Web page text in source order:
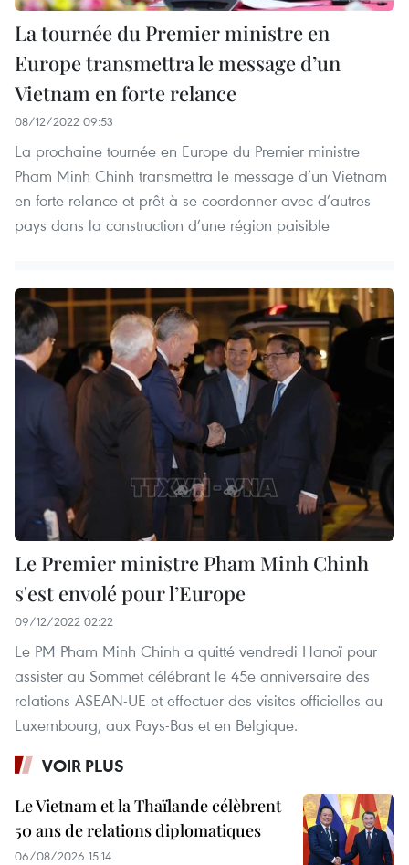
La tournée du Premier ministre en
Europe transmettra le message d’un
Vietnam en forte relance
08/12/2022 09:53
La prochaine tournée en Europe du Premier ministre
Pham Minh Chinh transmettra le message d’un Vietnam
en forte relance et prêt à se coordonner avec d’autres
pays dans la construction d’une région paisible
Le Premier ministre Pham Minh Chinh
s'est envolé pour l’Europe
09/12/2022 02:22
Le PM Pham Minh Chinh a quitté vendredi Hanoï pour
assister au Sommet célébrant le 45e anniversaire des
relations ASEAN-UE et effectuer des visites officielles au
Luxembourg, aux Pays-Bas et en Belgique.
VOIR PLUS
Le Vietnam et la Thaïlande célèbrent
50 ans de relations diplomatiques
06/08/2026 15:14